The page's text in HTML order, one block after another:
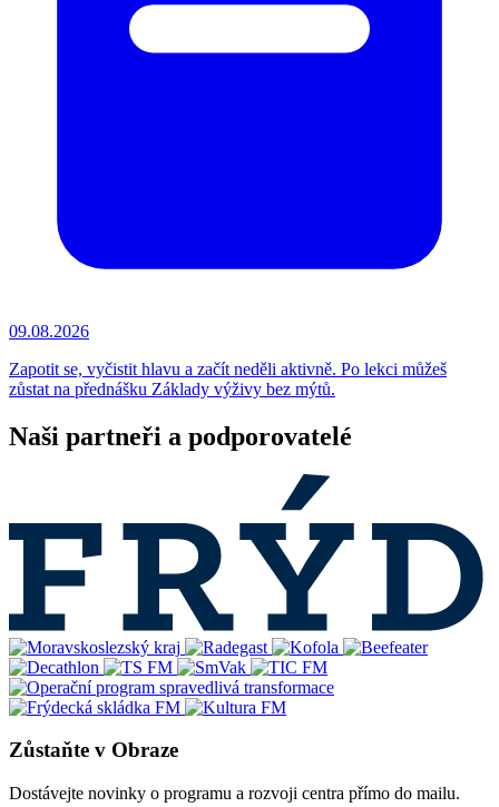
09.08.2026
Zapotit se, vyčistit hlavu a začít neděli aktivně. Po lekci můžeš
zůstat na přednášku Základy výživy bez mýtů.
Naši partneři a podporovatelé
Zůstaňte v Obraze
Dostávejte novinky o programu a rozvoji centra přímo do mailu.